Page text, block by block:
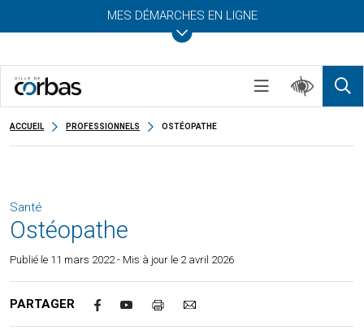
MES DÉMARCHES EN LIGNE
ACCUEIL PROFESSIONNELS OSTÉOPATHE
Santé
Ostéopathe
Publié le 11 mars 2022- Mis à jour le 2 avril 2026
PARTAGER